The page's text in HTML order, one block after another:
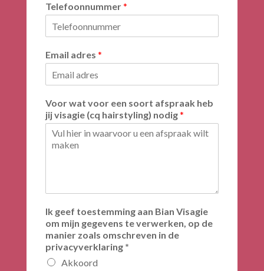
Telefoonnummer*
Email adres*
Voor wat voor een soort afspraak heb
jij visagie (cq hairstyling) nodig*
Ik geef toestemming aan Bian Visagie
om mijn gegevens te verwerken, op de
manier zoals omschreven in de
privacyverklaring *
Akkoord